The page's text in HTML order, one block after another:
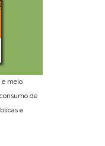
e meio
de
e